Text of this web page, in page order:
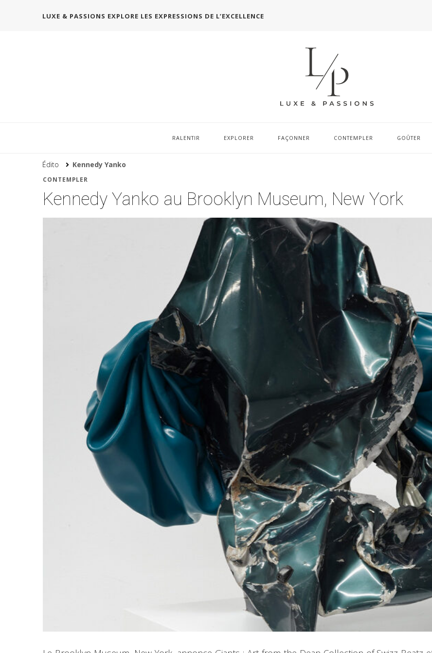
LUXE & PASSIONS EXPLORE LES EXPRESSIONS DE L’EXCELLENCE
RALENTIR EXPLORER FAÇONNER CONTEMPLER GOÛTER
Édito Kennedy Yanko
CONTEMPLER
Kennedy Yanko au Brooklyn Museum, New York